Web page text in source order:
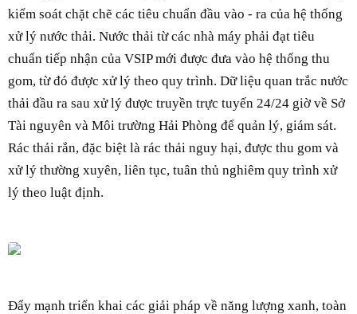
kiểm soát chặt chẽ các tiêu chuẩn đầu vào - ra của hệ thống
xử lý nước thải. Nước thải từ các nhà máy phải đạt tiêu
chuẩn tiếp nhận của VSIP mới được đưa vào hệ thống thu
gom, từ đó được xử lý theo quy trình. Dữ liệu quan trắc nước
thải đầu ra sau xử lý được truyền trực tuyến 24/24 giờ về Sở
Tài nguyên và Môi trường Hải Phòng để quản lý, giám sát.
Rác thải rắn, đặc biệt là rác thải nguy hại, được thu gom và
xử lý thường xuyên, liên tục, tuân thủ nghiêm quy trình xử
lý theo luật định.
Đẩy mạnh triển khai các giải pháp về năng lượng xanh, toàn